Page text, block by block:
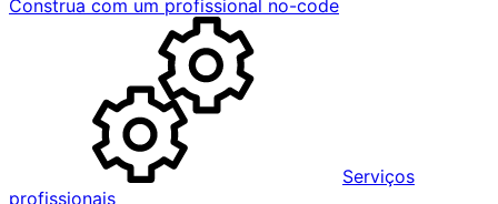
Construa com um profissional no-code
Serviços
profissionais